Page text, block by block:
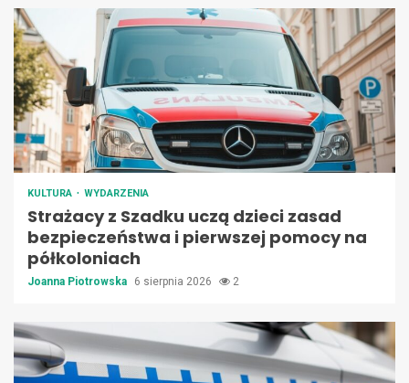
KULTURA WYDARZENIA
Strażacy z Szadku uczą dzieci zasad
bezpieczeństwa i pierwszej pomocy na
półkoloniach
Joanna Piotrowska 6 sierpnia 2026 2